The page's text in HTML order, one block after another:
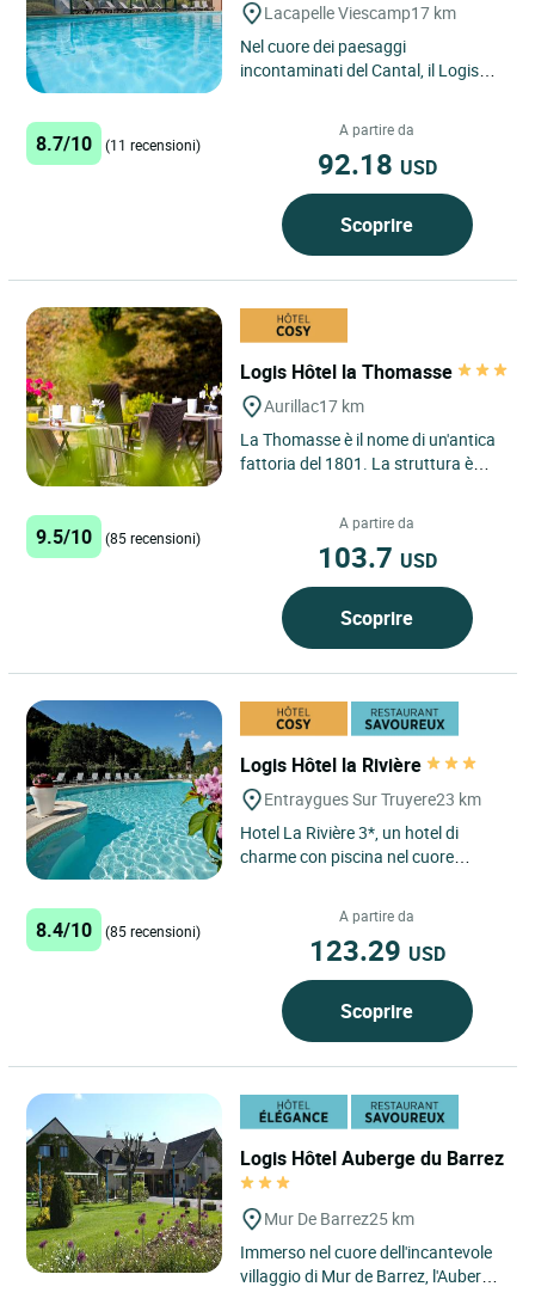
Lacapelle Viescamp17 km
Nel cuore dei paesaggi
incontaminati del Cantal, il Logis
8.7/10 (11 recensioni)
A partire da
92.18 USD
Scoprire
Logis Hôtel la Thomasse
Aurillac17 km
La Thomasse è il nome di un'antica
fattoria del 1801. La struttura è
9.5/10 (85 recensioni)
A partire da
103.7 USD
Scoprire
Logis Hôtel la Rivière
Entraygues Sur Truyere23 km
Hotel La Rivière 3*, un hotel di
charme con piscina nel cuore
8.4/10 (85 recensioni)
A partire da
123.29 USD
Scoprire
Logis Hôtel Auberge du Barrez
Mur De Barrez25 km
Immerso nel cuore dell'incantevole
villaggio di Mur de Barrez, l'Auberge